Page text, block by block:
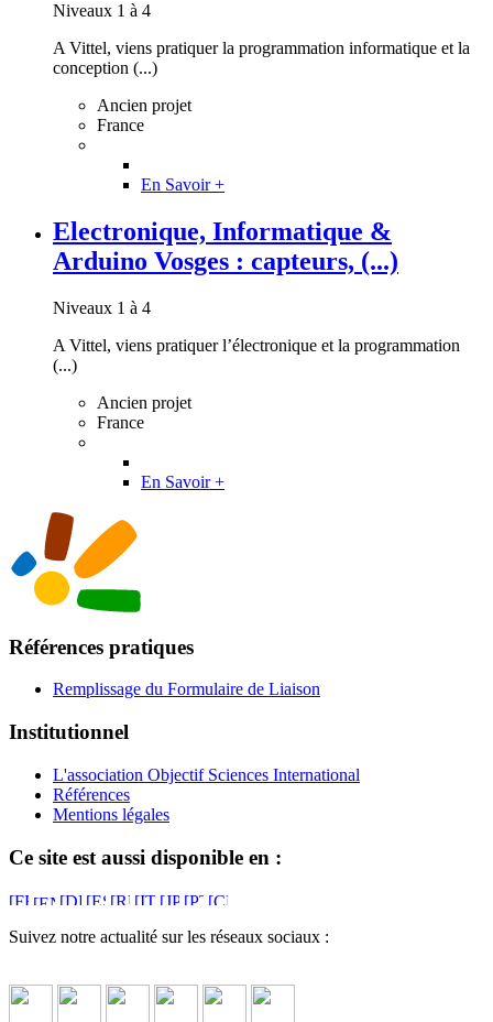
Niveaux 1 à 4
A Vittel, viens pratiquer la programmation informatique et la
conception (...)
Ancien projet
France
En Savoir +
Electronique, Informatique &
Arduino Vosges : capteurs, (...)
Niveaux 1 à 4
A Vittel, viens pratiquer l’électronique et la programmation
(...)
Ancien projet
France
En Savoir +
Références pratiques
Remplissage du Formulaire de Liaison
Institutionnel
L'association Objectif Sciences International
Références
Mentions légales
Ce site est aussi disponible en :
Suivez notre actualité sur les réseaux sociaux :